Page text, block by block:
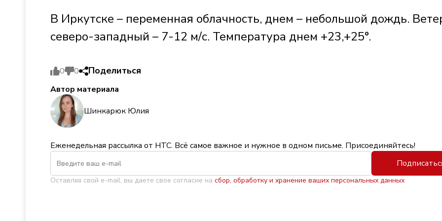
В Иркутске – переменная облачность, днем – небольшой дождь.
северо-западный – 7-12 м/с. Температура днем +23,+25°.
0 0 Поделиться
Автор материала
Шинкарюк Юлия
Еженедельная рассылка от НТС. Всё самое важное и нужное в одном письме. Присоединяйтесь!
Оставляя свой e-mail, вы даете свое согласие на сбор, обработку и хранение ваших персональных данных